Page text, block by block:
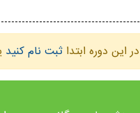
این دوره ابتداثبت نام کنید